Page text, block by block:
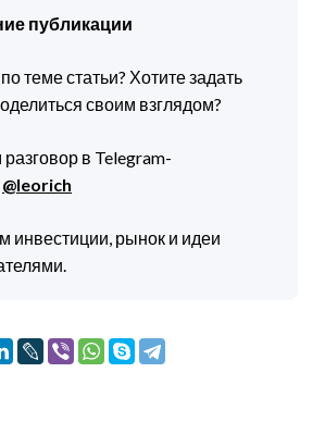
публикации
теме статьи? Хотите задать
своим взглядом?
в Telegram-
@leorich
инвестиции, рынок и идеи